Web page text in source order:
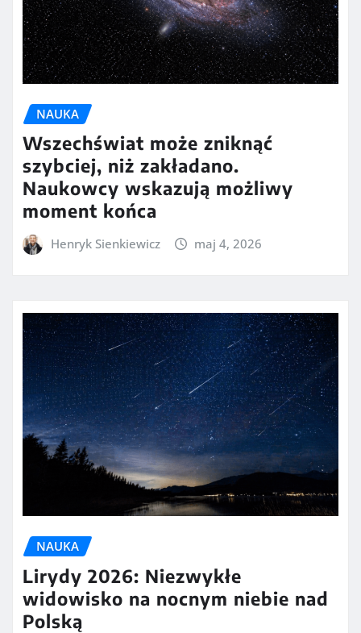
NAUKA
Wszechświat może zniknąć
szybciej, niż zakładano.
Naukowcy wskazują możliwy
moment końca
Henryk Sienkiewicz maj 4, 2026
NAUKA
Lirydy 2026: Niezwykłe
widowisko na nocnym niebie nad
Polską